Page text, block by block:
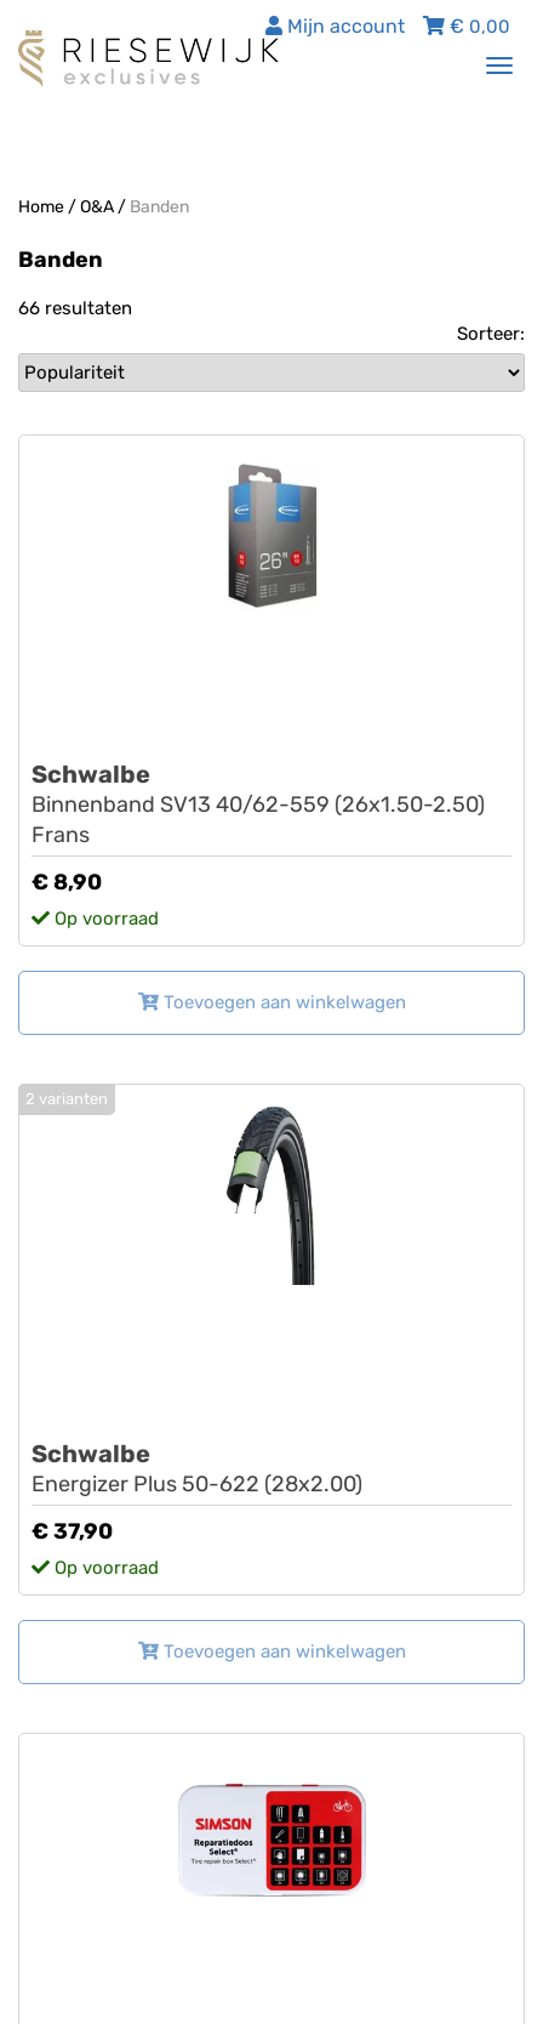
€ 0,00
Mijn account
Home/O&A/ Banden
Banden
66 resultaten
Sorteer:
Schwalbe
Binnenband SV13 40/62-559 (26x1.50-2.50)
Frans
€ 8,90
Op voorraad
Toevoegen aan winkelwagen
Schwalbe
Energizer Plus 50-622 (28x2.00)
2 varianten
€ 37,90
Op voorraad
Toevoegen aan winkelwagen